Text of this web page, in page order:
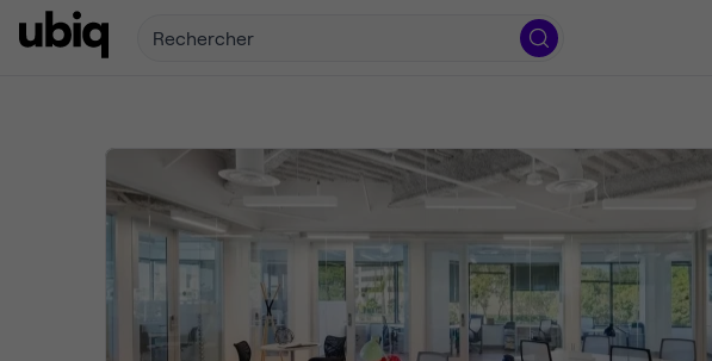
Rechercher